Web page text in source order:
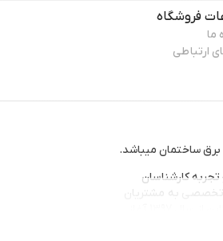
فروشگاه
ما
ارتباطی
برق ساختمان میباشد.
کارشناسان
به مشتریان